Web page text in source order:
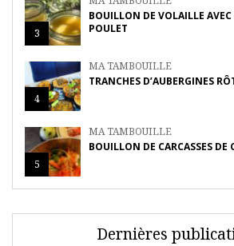
3
BOUILLON DE VOLAILLE AVEC
POULET
4
MA TAMBOUILLE
TRANCHES D’AUBERGINES
5
MA TAMBOUILLE
BOUILLON DE CARCASSES DE
Dernières